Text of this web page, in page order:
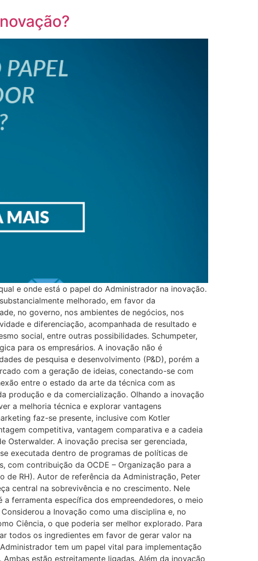
e onde está o papel do Administrador na inovação.
melhorado, em favor da
no governo, nos ambientes de negócios, nos
e diferenciação, acompanhada de resultado e
social, entre outras possibilidades. Schumpeter,
para os empresários. A inovação não é
de pesquisa e desenvolvimento (P&D), porém a
com a geração de ideias, conectando-se com
entre o estado da arte da técnica com as
produção e da comercialização. Olhando a inovação
a melhoria técnica e explorar vantagens
faz-se presente, inclusive com Kotler
competitiva, vantagem comparativa e a cadeia
Osterwalder. A inovação precisa ser gerenciada,
executada dentro de programas de políticas de
com contribuição da OCDE – Organização para a
de RH). Autor de referência da Administração, Peter
central na sobrevivência e no crescimento. Nele
ferramenta específica dos empreendedores, o meio
a Inovação como uma disciplina e, no
Ciência, o que poderia ser melhor explorado. Para
todos os ingredientes em favor de gerar valor na
tem um papel vital para implementação
estão estreitamente ligadas. Além da inovação